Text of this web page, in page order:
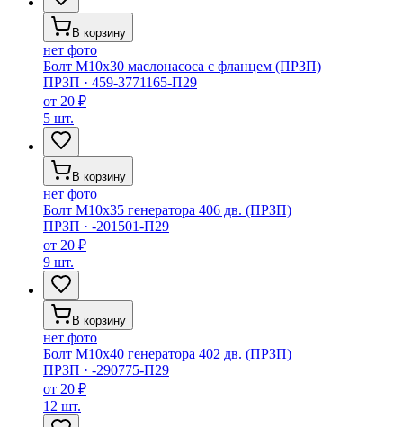
В корзину
нет фото
Болт М10х30 маслонасоса с фланцем (ПРЗП)
ПРЗП · 459-3771165-П29
от 20 ₽
5 шт.
В корзину
нет фото
Болт М10х35 генератора 406 дв. (ПРЗП)
ПРЗП · -201501-П29
от 20 ₽
9 шт.
В корзину
нет фото
Болт М10х40 генератора 402 дв. (ПРЗП)
ПРЗП · -290775-П29
от 20 ₽
12 шт.